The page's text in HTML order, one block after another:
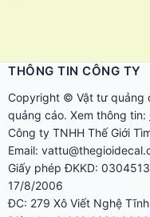
THÔNG TIN CÔNG TY
Copyright © Vật tư quảng
quảng cáo. Xem thông tin:
Công ty TNHH Thế Giới
Email:
Giấy phép ĐKKD:
17/8/2006
ĐC: 279 Xô Viết Nghệ